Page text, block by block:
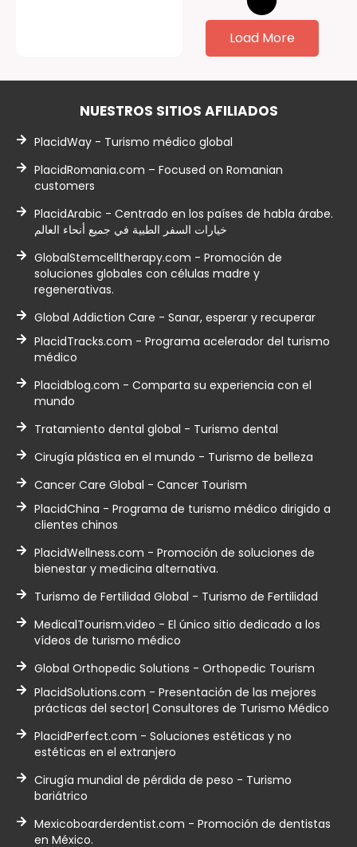
Load More
NUESTROS SITIOS AFILIADOS
PlacidWay - Turismo médico global
PlacidRomania.com – Focused on Romanian
customers
PlacidArabic - Centrado en los países de habla árabe.
خيارات السفر الطبية في جميع أنحاء العالم
GlobalStemcelltherapy.com - Promoción de
soluciones globales con células madre y
regenerativas.
Global Addiction Care - Sanar, esperar y recuperar
PlacidTracks.com - Programa acelerador del turismo
médico
Placidblog.com - Comparta su experiencia con el
mundo
Tratamiento dental global - Turismo dental
Cirugía plástica en el mundo - Turismo de belleza
Cancer Care Global - Cancer Tourism
PlacidChina - Programa de turismo médico dirigido a
clientes chinos
PlacidWellness.com - Promoción de soluciones de
bienestar y medicina alternativa.
Turismo de Fertilidad Global - Turismo de Fertilidad
MedicalTourism.video - El único sitio dedicado a los
vídeos de turismo médico
Global Orthopedic Solutions - Orthopedic Tourism
PlacidSolutions.com - Presentación de las mejores
prácticas del sector| Consultores de Turismo Médico
PlacidPerfect.com - Soluciones estéticas y no
estéticas en el extranjero
Cirugía mundial de pérdida de peso - Turismo
bariátrico
Mexicoboarderdentist.com - Promoción de dentistas
en México.